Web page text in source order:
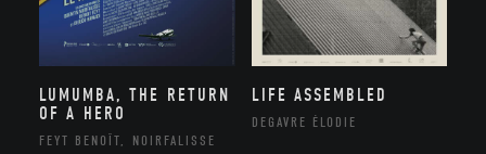
LUMUMBA, THE RETURN
OF A HERO
FEYT BENOÎT, NOIRFALISSE
LIFE ASSEMBLED
DEGAVRE ÉLODIE